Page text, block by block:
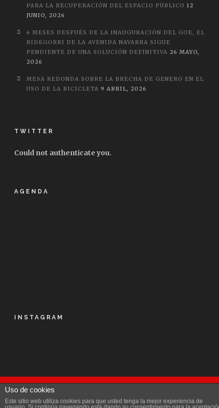
PARA LA RECUPERACIÓN DEL ESPACIO PÚBLICO 12
JUNIO, 2026
6 MESES DESPUÉS DE LA INAUGURACIÓN DEL GOE, EL
BIDEGORRI DE LA AVENIDA NAVARRA SIGUE
PENDIENTE DE UNA SOLUCIÓN DEFINITIVA 26 MAYO,
2026
MESA REDONDA SOBRE LA BRECHA DE GENERO EN EL
USO DE LA BICICLETA 9 ABRIL, 2026
TWITTER
Could not authenticate you.
AGENDA
INSTAGRAM
© Kalapie 2016
Aviso Legal|Política de privacidad|Licencia|
Uso de cookies
Este sitio web utiliza cookies para que usted tenga la mejor experiencia de